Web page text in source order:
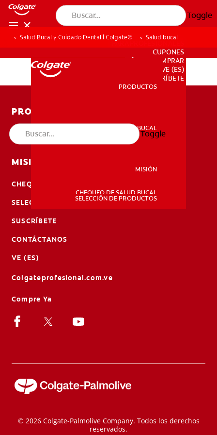
Toggle
PRODUCTOS
SALUD BUCAL
PARA PROFESIONALES
CUPONES
DÓNDE COMPRAR
VE (ES)
SUSCRÍBETE
PRODUCTOS
SALUD BUCAL
MISIÓN
CHEQUEO DE SALUD BUCAL
SELECCIÓN DE PRODUCTOS
Toggle
Salud Bucal y Cuidado Dental | Colgate® Salud bucal
PRODUCTOS
SALUD BUCAL
MISIÓN
CHEQUEO DE SALUD BUCAL
SELECCIÓN DE PRODUCTOS
SUSCRÍBETE
CONTÁCTANOS
VE (ES)
Colgateprofesional.com.ve
Compre Ya
© 2026 Colgate-Palmolive Company. Todos los derechos
reservados.